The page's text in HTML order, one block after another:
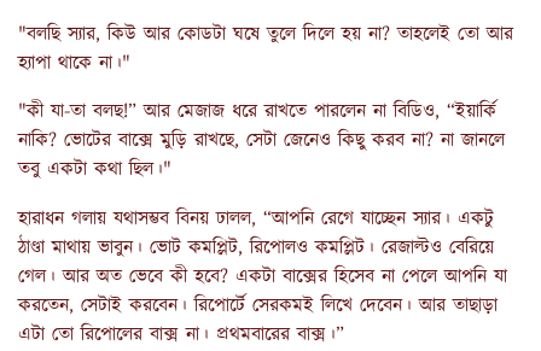
"বলছি স্যার, কিউ আর কোডটা ঘষে তুলে দিলে হয় না? তাহলেই তো আর
হ্যাপা থাকে না।"
"কী যা-তা বলছ!” আর মেজাজ ধরে রাখতে পারলেন না বিডিও, “ইয়ার্কি
নাকি? ভোটের বাক্সে মুড়ি রাখছে, সেটা জেনেও কিছু করব না? না জানলে
তবু একটা কথা ছিল।"
হারাধন গলায় যথাসম্ভব বিনয় ঢালল, “আপনি রেগে যাচ্ছেন স্যার। একটু
ঠাণ্ডা মাথায় ভাবুন। ভোট কমপ্লিট, রিপোলও কমপ্লিট। রেজাল্টও বেরিয়ে
গেল। আর অত ভেবে কী হবে? একটা বাক্সের হিসেব না পেলে আপনি যা
করতেন, সেটাই করবেন। রিপোর্টে সেরকমই লিখে দেবেন। আর তাছাড়া
এটা তো রিপোলের বাক্স না। প্রথমবারের বাক্স।”